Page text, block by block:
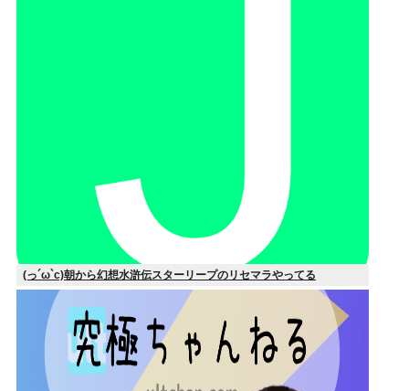
(っ´ω`c)朝から幻想水滸伝スターリープのリセマラやってる